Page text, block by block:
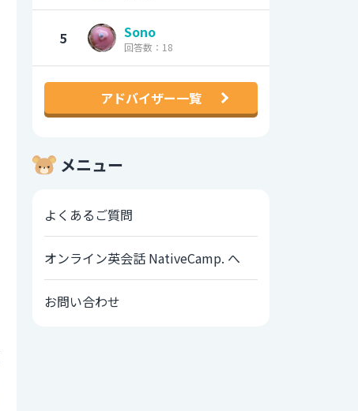
5 Sono
回答数：18
アドバイザー一覧
メニュー
よくあるご質問
オンライン英会話 NativeCamp. へ
お問い合わせ